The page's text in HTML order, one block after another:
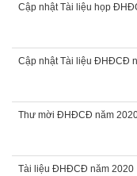
Cập nhật Tài liệu họp
Cập nhật Tài liệu ĐHĐCĐ
Thư mời ĐHĐCĐ năm
Tài liệu ĐHĐCĐ năm 2020